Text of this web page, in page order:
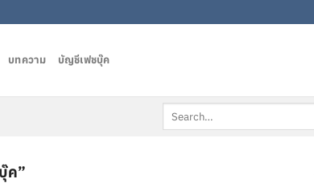
บทความ บัญชีเฟชบุ๊ค
Search
for:
ค”